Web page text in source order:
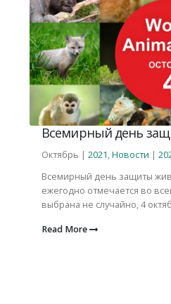
Всемирный день
Октябрь | 2021,Новости |
Всемирный день защиты
ежегодно отмечается во
выбрана не случайно, 4
Read More